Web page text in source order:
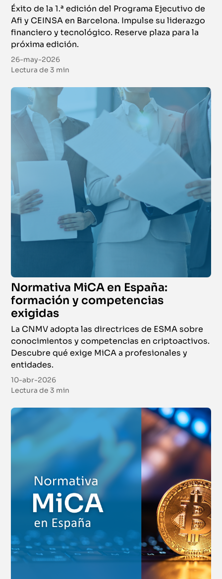
Éxito de la 1.ª edición del Programa Ejecutivo de
Afi y CEINSA en Barcelona. Impulse su liderazgo
financiero y tecnológico. Reserve plaza para la
próxima edición.
26-may-2026
Lectura de3 min
Normativa MiCA en España:
formación y competencias
exigidas
La CNMV adopta las directrices de ESMA sobre
conocimientos y competencias en criptoactivos.
Descubre qué exige MiCA a profesionales y
entidades.
10-abr-2026
Lectura de3 min